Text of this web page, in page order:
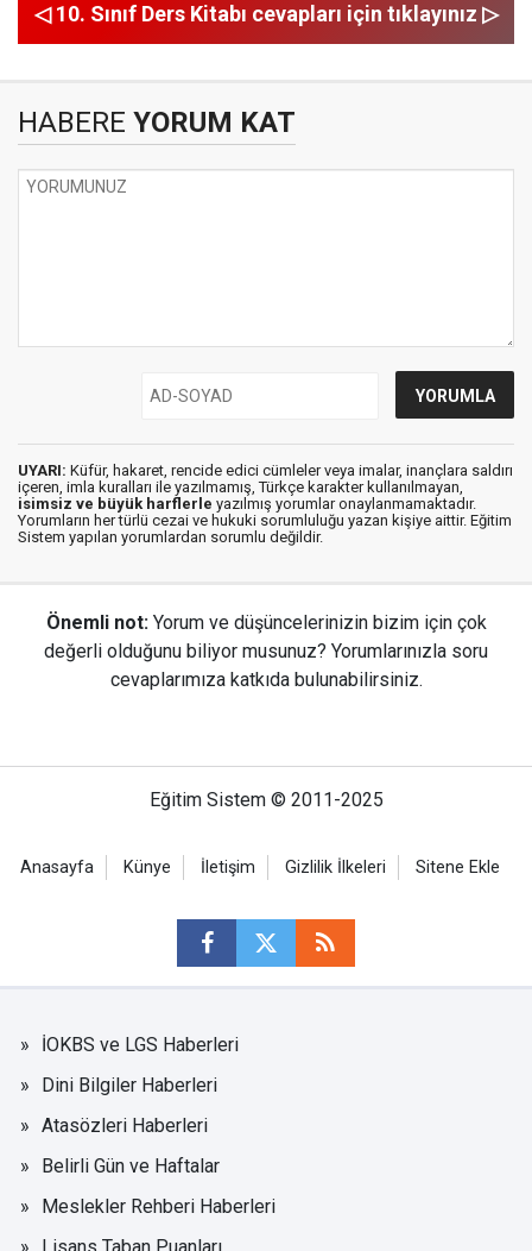
◁ 10. Sınıf Ders Kitabı cevapları için tıklayınız ▷
HABERE YORUM KAT
UYARI: Küfür, hakaret, rencide edici cümleler veya imalar, inançlara saldırı
içeren, imla kuralları ile yazılmamış, Türkçe karakter kullanılmayan,
isimsiz ve büyük harflerle yazılmış yorumlar onaylanmamaktadır.
Yorumların her türlü cezai ve hukuki sorumluluğu yazan kişiye aittir. Eğitim
Sistem yapılan yorumlardan sorumlu değildir.
Önemli not: Yorum ve düşüncelerinizin bizim için çok
değerli olduğunu biliyor musunuz? Yorumlarınızla soru
cevaplarımıza katkıda bulunabilirsiniz.
Eğitim Sistem © 2011-2025
Anasayfa Künye İletişim Gizlilik İlkeleri Sitene Ekle
İOKBS ve LGS Haberleri
Dini Bilgiler Haberleri
Atasözleri Haberleri
Belirli Gün ve Haftalar
Meslekler Rehberi Haberleri